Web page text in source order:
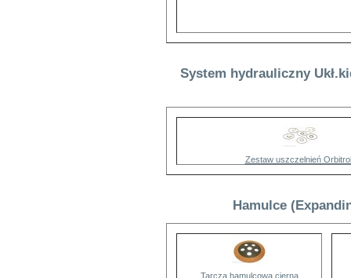
System hydrauliczny
Zestaw uszczelnień
Hamulce
Tarcza hamulcowa cierna